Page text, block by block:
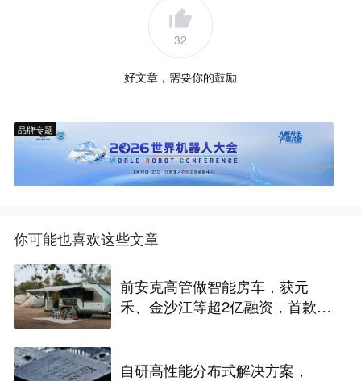
32
好文章，需要你的鼓励
品牌专题
你可能也喜欢这些文章
前安克高管做智能房车，获元
禾、金沙江等超2亿融资，首款产
自研高性能分布式解决方案，